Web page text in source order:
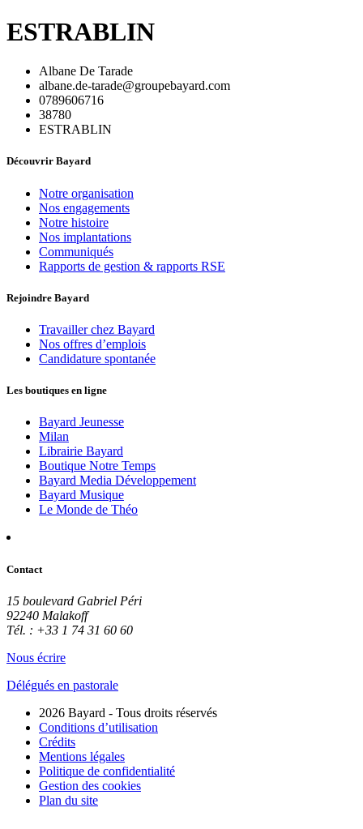
ESTRABLIN
Albane De Tarade
albane.de-tarade@groupebayard.com
0789606716
38780
ESTRABLIN
Découvrir Bayard
Notre organisation
Nos engagements
Notre histoire
Nos implantations
Communiqués
Rapports de gestion & rapports RSE
Rejoindre Bayard
Travailler chez Bayard
Nos offres d’emplois
Candidature spontanée
Les boutiques en ligne
Bayard Jeunesse
Milan
Librairie Bayard
Boutique Notre Temps
Bayard Media Développement
Bayard Musique
Le Monde de Théo
Contact
15 boulevard Gabriel Péri
92240 Malakoff
Tél. : +33 1 74 31 60 60
Nous écrire
Délégués en pastorale
2026 Bayard - Tous droits réservés
Conditions d’utilisation
Crédits
Mentions légales
Politique de confidentialité
Gestion des cookies
Plan du site